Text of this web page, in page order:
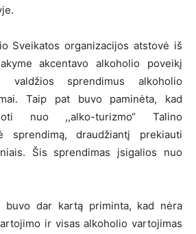
Sveikatos organizacijos atstovė iš
akcentavo alkoholio poveikį
valdžios sprendimus alkoholio
Taip pat buvo paminėta, kad
nuo ,,alko-turizmo“ Talino
sprendimą, draudžiantį prekiauti
Šis sprendimas įsigalios nuo
buvo dar kartą priminta, kad nėra
ir visas alkoholio vartojimas